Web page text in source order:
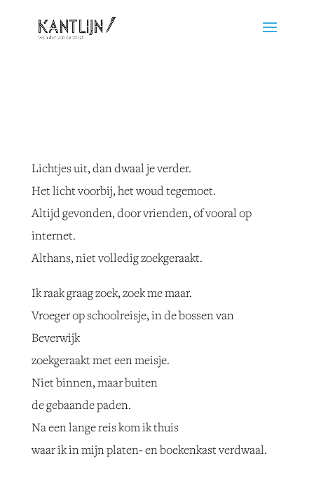
Lichtjes uit, dan dwaal je verder.
Het licht voorbij, het woud tegemoet.
Altijd gevonden, door vrienden, of vooral op
internet.
Althans, niet volledig zoekgeraakt.
Ik raak graag zoek, zoek me maar.
Vroeger op schoolreisje, in de bossen van
Beverwijk
zoekgeraakt met een meisje.
Niet binnen, maar buiten
de gebaande paden.
Na een lange reis kom ik thuis
waar ik in mijn platen- en boekenkast verdwaal.